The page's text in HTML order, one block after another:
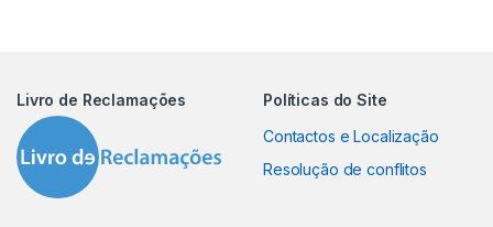
Livro de Reclamações
Políticas do Site
Contactos e Localização
Resolução de conflitos